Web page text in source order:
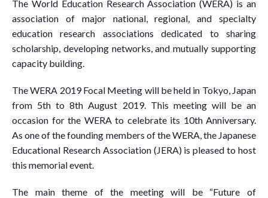
The World Education Research Association (WERA) is an
association of major national, regional, and specialty
education research associations dedicated to sharing
scholarship, developing networks, and mutually supporting
capacity building.
The WERA 2019 Focal Meeting will be held in Tokyo, Japan
from 5th to 8th August 2019. This meeting will be an
occasion for the WERA to celebrate its 10th Anniversary.
As one of the founding members of the WERA, the Japanese
Educational Research Association (JERA) is pleased to host
this memorial event.
The main theme of the meeting will be “Future of